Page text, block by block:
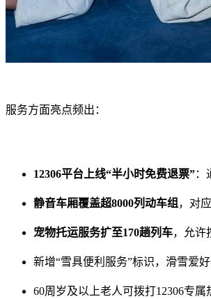
服务方面亮点频出：
12306平台上线“半小时免费退票”：
静音车厢覆盖超8000列动车组 ，对
宠物托运服务扩至170趟列车，允许
新增“雪具便利服务”标识，滑雪爱
60周岁及以上老人可拨打12306专属